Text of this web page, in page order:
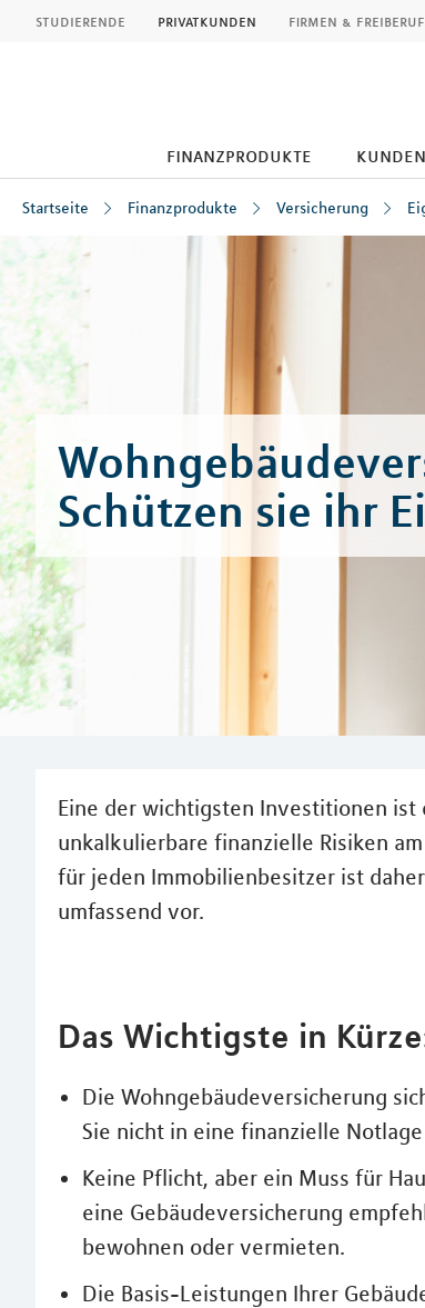
studierende privatkunden firmen &
finanzprodukte
Startseite Finanzprodukte Versicherung
Inhalt
Schützen sie ihr
Eine der wichtigsten Investitionen ist
unkalkulierbare finanzielle Risiken
für jeden Immobilienbesitzer ist
umfassend vor.
Das Wichtigste in
Die Wohngebäudeversicherung
Sie nicht in eine finanzielle
Keine Pflicht, aber ein Muss für
eine Gebäudeversicherung
bewohnen oder vermieten.
Die Basis-Leistungen Ihrer